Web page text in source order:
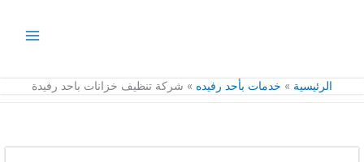
الرئيسية خدمات بأحد رفيده شركة تنظيف خزانات باحد رفيدة